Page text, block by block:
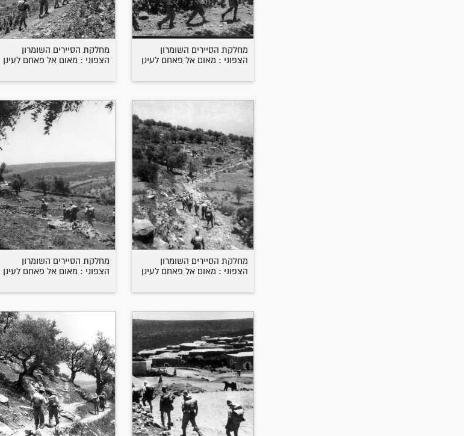
מחלקת הסיירים השומרון
הצפוני : מאום אל פאחם לעינן
מחלקת הסיירים השומרון
הצפוני : מאום אל פאחם לעינן
מחלקת הסיירים השומרון
הצפוני : מאום אל פאחם לעינן
מחלקת הסיירים השומרון
הצפוני : מאום אל פאחם לעינן